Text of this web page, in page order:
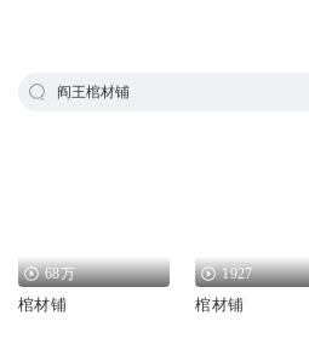
阎王棺材铺
68万
棺材铺
1927
棺材铺